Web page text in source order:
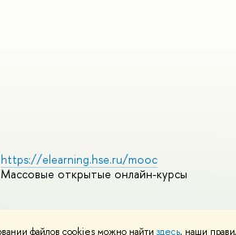
файлов cookies можно найти здесь, наши
https://elearning.hse.ru/mooc
Массовые открытые онлайн-курсы